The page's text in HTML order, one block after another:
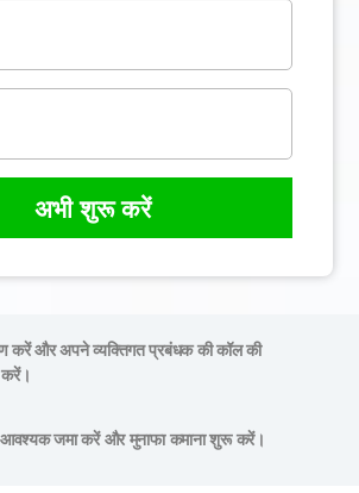
अभी शुरू करें
करें और अपने व्यक्तिगत प्रबंधक की कॉल की
करें।
जमा करें और मुनाफा कमाना शुरू करें।